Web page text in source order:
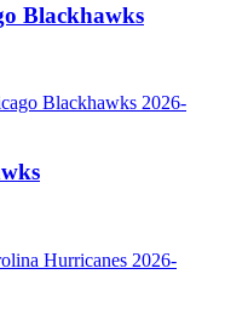
Blackhawks